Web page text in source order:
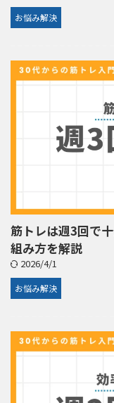
お悩み解決
筋トレは週3回で
組み方を解説
2026/4/1
お悩み解決